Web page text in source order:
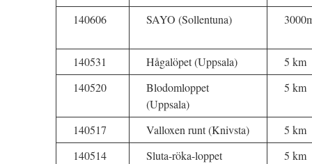
140606 SAYO (Sollentuna)
140531 Hågalöpet (Uppsala)
5 km
140520
Blodomloppet
(Uppsala)
5 km
140517 Valloxen runt (Knivsta)
5 km
140514
Sluta-röka-loppet
5 km